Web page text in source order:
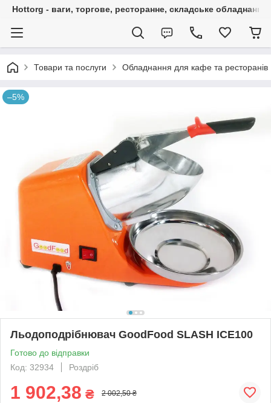
Hottorg - ваги, торгове, ресторанне, складське обладнання
Товари та послуги Обладнання для кафе та ресторанів
–5%
Льодоподрібнювач GoodFood SLASH ICE100
Готово до відправки
Код: 32934
Роздріб
1 902,38 ₴ 2 002,50 ₴